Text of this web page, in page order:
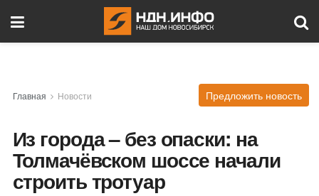
Главная Новости Предложить новость
Из города – без опаски: на
Толмачёвском шоссе начали
строить тротуар